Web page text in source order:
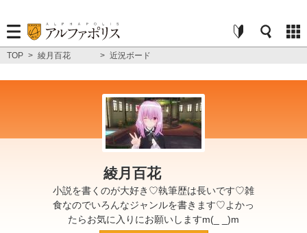
TOP > 綾月百花 > 近況ボード
綾月百花
小説を書くのが大好き♡執筆歴は長いです♡雑
食なのでいろんなジャンルを書きます♡よかっ
たらお気に入りにお願いしますm(_ _)m